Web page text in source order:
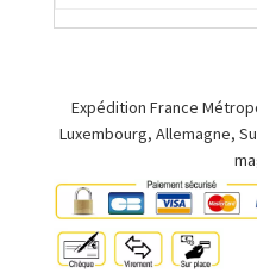
Expédition France
Luxembourg, Allemagne,